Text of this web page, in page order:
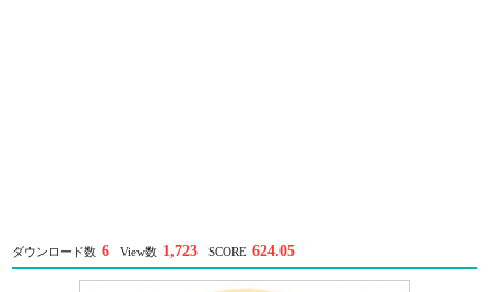
ダウンロード数 6 View数 1,723 SCORE 624.05